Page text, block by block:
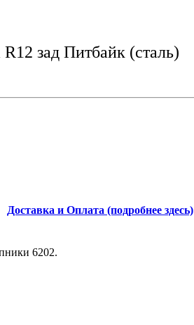
зад Питбайк (сталь)
Доставка и Оплата (подробнее здесь)
6202.